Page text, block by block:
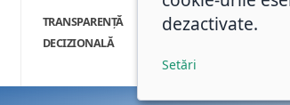
TRANSPARENȚĂ
DECIZIONALĂ
INTEGRITATE
dezactivate.
Setări